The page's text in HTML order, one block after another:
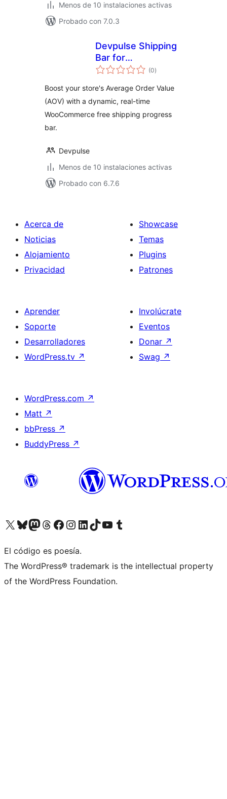
Menos de 10 instalaciones activas
Probado con 7.0.3
Devpulse Shipping
Bar for
WooCommerce
(0evaluación
total
)
Boost your store's Average Order Value
(AOV) with a dynamic, real-time
WooCommerce free shipping progress
bar.
Devpulse
Menos de 10 instalaciones activas
Probado con 6.7.6
Acerca de
Noticias
Alojamiento
Privacidad
Showcase
Temas
Plugins
Patrones
Aprender
Soporte
Desarrolladores
WordPress.tv ↗
Involúcrate
Eventos
Donar ↗
Swag ↗
WordPress.com ↗
Matt ↗
bbPress ↗
BuddyPress ↗
Visita nuestra cuenta de X (anteriormente Twitter)
Visita nuestra cuenta de Bluesky
Visita nuestra cuenta de Mastodon
Visita nuestra cuenta de Threads
Visita nuestra página de Facebook
Visita nuestra cuenta de Instagram
Visita nuestra cuenta de LinkedIn
Visita nuestra cuenta de TikTok
Visita nuestro canal de YouTube
Visita nuestra cuenta de Tumblr
El código es poesía.
The WordPress® trademark is the intellectual property
of the WordPress Foundation.